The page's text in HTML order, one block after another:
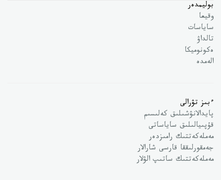
بوليمدەر
وقيعا
ساياسات
تالداۋ
ەكونوميكا
الەمدە
ءبىز تۋرالى
پايدالانۋشىلىق كەلىسىم
قۇپىيالىلىق ساياساتى
مەملەكەتتىك رامىزدەر
جەمقورلىققا قارسى شارالار
مەملەكەتتىك ساتىپ الۋلار